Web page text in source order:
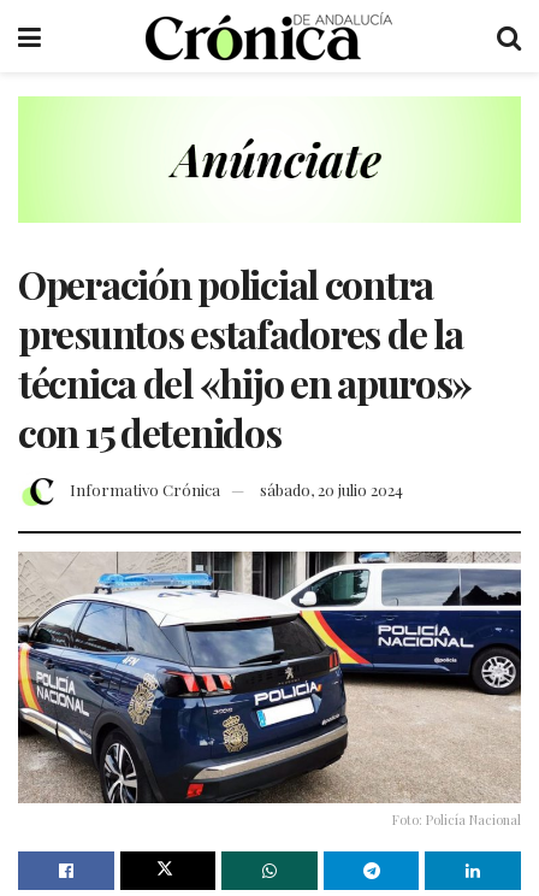
Operación policial contra
presuntos estafadores de la
técnica del «hijo en apuros»
con 15 detenidos
Informativo Crónica sábado, 20 julio 2024
Foto: Policía Nacional